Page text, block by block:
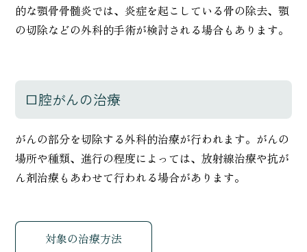
的な顎骨骨髄炎では、炎症を起こしている骨の除去、顎
の切除などの外科的手術が検討される場合もあります。
口腔がんの治療
がんの部分を切除する外科的治療が行われます。がんの
場所や種類、進行の程度によっては、放射線治療や抗が
ん剤治療もあわせて行われる場合があります。
対象の治療方法